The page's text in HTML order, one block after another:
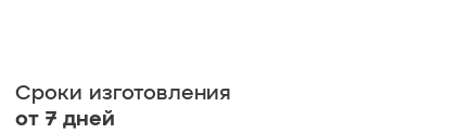
Сроки изготовления
от 7 дней